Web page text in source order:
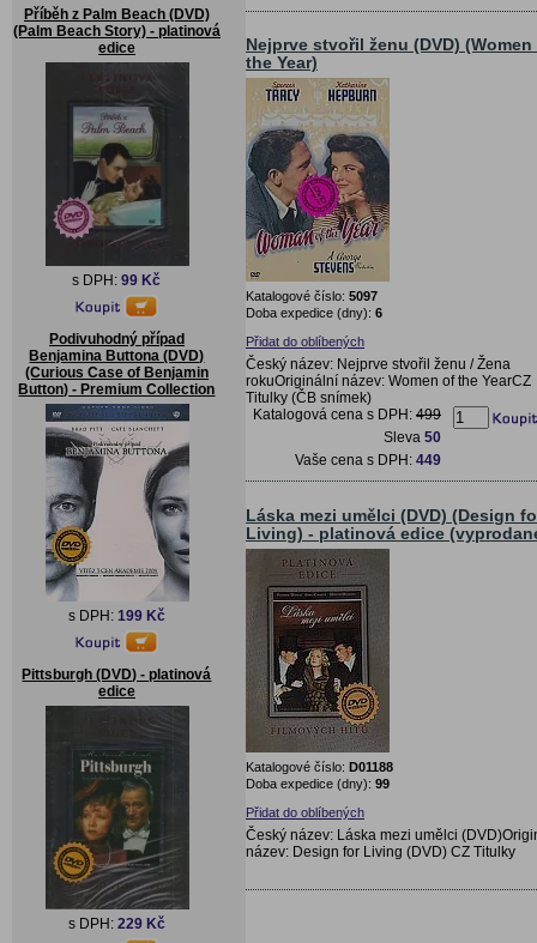
Příběh z Palm Beach (DVD)
(Palm Beach Story) - platinová
edice
s DPH:99 Kč
Podivuhodný případ
Benjamina Buttona (DVD)
(Curious Case of Benjamin
Button) - Premium Collection
s DPH: 199 Kč
Pittsburgh (DVD) - platinová
edice
s DPH: 229 Kč
Nejprve stvořil ženu (DVD) (Women
the Year)
Katalogové číslo: 5097
Doba expedice (dny): 6
Přidat do oblíbených
Český název: Nejprve stvořil ženu / Žena
rokuOriginální název: Women of the YearCZ
Titulky (ČB snímek)
Katalogová cena s DPH: 499
Sleva 50
Vaše cena s DPH: 449
Láska mezi umělci (DVD) (Design
Living) - platinová edice
Katalogové číslo: D01188
Doba expedice (dny): 99
Přidat do oblíbených
Český název: Láska mezi umělci
název: Design for Living (DVD) CZ Titulky